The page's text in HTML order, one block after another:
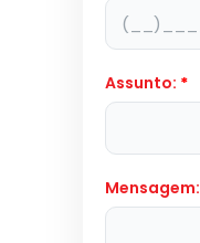
Assunto: *
Mensagem: